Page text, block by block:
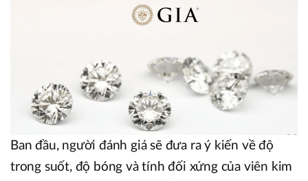
Ban đầu, người đánh giá sẽ đưa ra ý kiến về độ
trong suốt, độ bóng và tính đối xứng của viên kim